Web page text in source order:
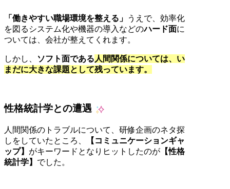
「働きやすい職場環境を整える」
うえで、効率化
を図るシステム化や機器の導入などのハード面に
ついては、会社が整えてくれます。
しかし、 ソフト面である 人間関係については、い
まだに大きな課題として残っています。
性格統計学との遭遇
人間関係のトラブルについて、研修企画のネタ探
しをしていたところ、
【コミュニケーションギャ
ップ】 がキーワードとなりヒットしたのが 【性格
統計学】 でした。